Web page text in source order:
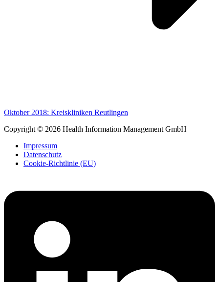
Oktober 2018: Kreiskliniken Reutlingen
Copyright © 2026 Health Information Management GmbH
Impressum
Datenschutz
Cookie-Richtlinie (EU)